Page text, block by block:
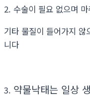
2. 수술이 필요 없으며
기타 물질이 들어가지
니다
3. 약물낙태는 일상